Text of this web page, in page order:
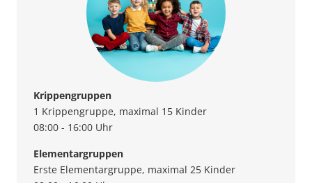
Krippengruppen
1 Krippengruppe, maximal 15 Kinder
08:00 - 16:00 Uhr
Elementargruppen
Erste Elementargruppe, maximal 25 Kinder